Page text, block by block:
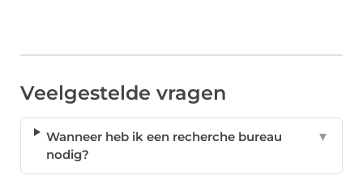
Veelgestelde vragen
Wanneer heb ik een recherche bureau
nodig?
▼